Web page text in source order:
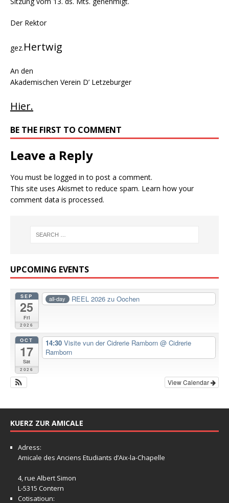
Der Rektor
gez.Hertwig
An den
Akademischen Verein D’ Letzeburger
Hier.
BE THE FIRST TO COMMENT
Leave a Reply
You must be logged in to post a comment.
This site uses Akismet to reduce spam. Learn how your
comment data is processed.
UPCOMING EVENTS
SEP
25
Fri
2026
all-day REEL 2026 zu Oochen
OCT
17
Sat
2026
14:30 Visite vun der Cidrerie Ramborn @ Cidrerie
Ramborn
View Calendar
KUERZ ZUR AMICALE
Adress:
Amicale des Anciens Etudiants d’Aix-la-Chapelle
4, rue Albert Simon
L-5315 Contern
Cotisatioun: